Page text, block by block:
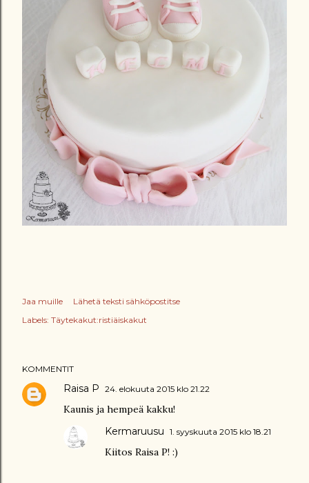
Jaa muille
Lähetä teksti sähköpostitse
Labels: Täytekakut:ristiäiskakut
KOMMENTIT
Raisa P 24. elokuuta 2015 klo 21.22
Kaunis ja hempeä kakku!
Kermaruusu 1. syyskuuta 2015 klo 18.21
Kiitos Raisa P! :)